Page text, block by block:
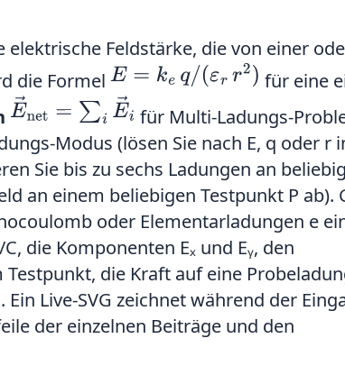
elektrische Feldstärke, die von einer
die Formel E= ke q/(εrr2)
für eine
E→net= ∑iE→i
für Multi-Ladungs-
Modus (lösen Sie nach E, q oder r
Sie bis zu sechs Ladungen an
an einem beliebigen Testpunkt P ab).
oder Elementarladungen e
die Komponenten Eₓ und Eᵧ, den
die Kraft auf eine
Live-SVG zeichnet während der
der einzelnen Beiträge und den